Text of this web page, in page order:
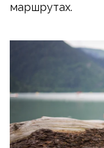
маршрутах.